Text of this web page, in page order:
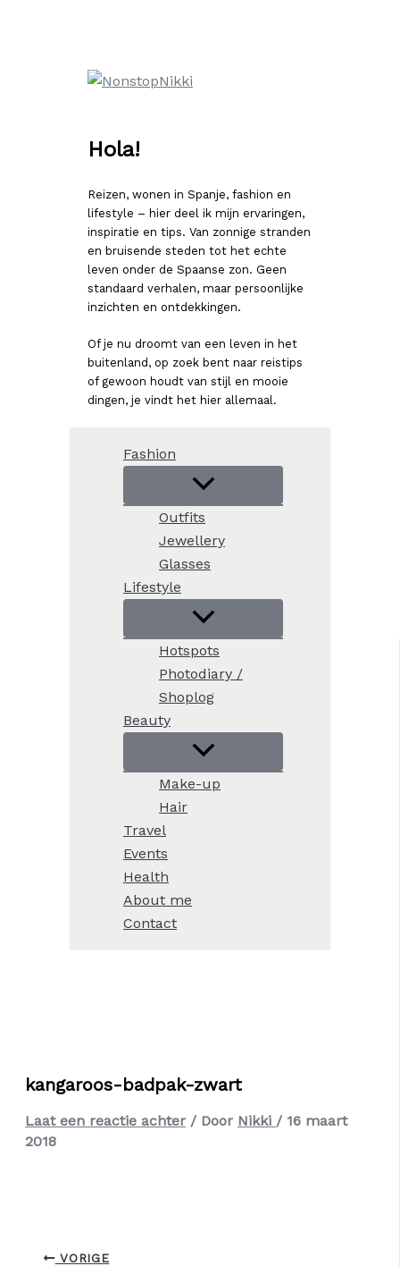
Hola!
Reizen, wonen in Spanje, fashion en
lifestyle – hier deel ik mijn ervaringen,
inspiratie en tips. Van zonnige stranden
en bruisende steden tot het echte
leven onder de Spaanse zon. Geen
standaard verhalen, maar persoonlijke
inzichten en ontdekkingen.
Of je nu droomt van een leven in het
buitenland, op zoek bent naar reistips
of gewoon houdt van stijl en mooie
dingen, je vindt het hier allemaal.
Fashion
Outfits
Jewellery
Glasses
Lifestyle
Hotspots
Photodiary /
Shoplog
Beauty
Make-up
Hair
Travel
Events
Health
About me
Contact
kangaroos-badpak-zwart
Laat een reactie achter / Door Nikki / 16 maart
2018
VORIGE